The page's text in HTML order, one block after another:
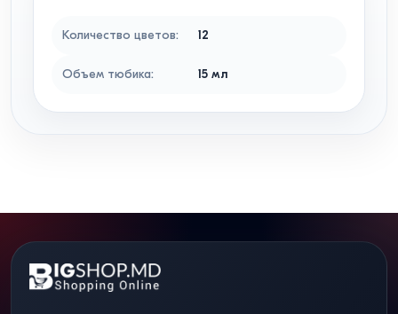
Количество цветов: 12
Объем тюбика: 15мл